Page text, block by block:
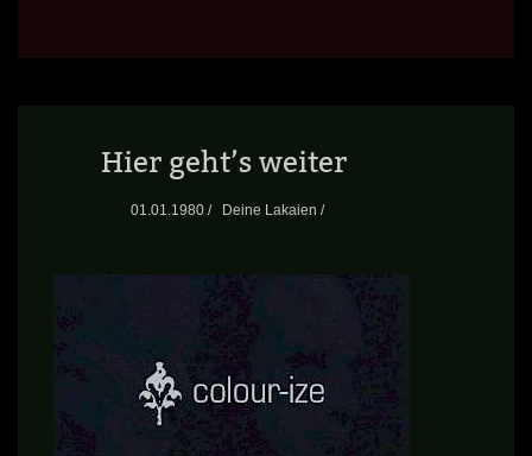
Hier geht’s weiter
01.01.1980 / Deine Lakaien /